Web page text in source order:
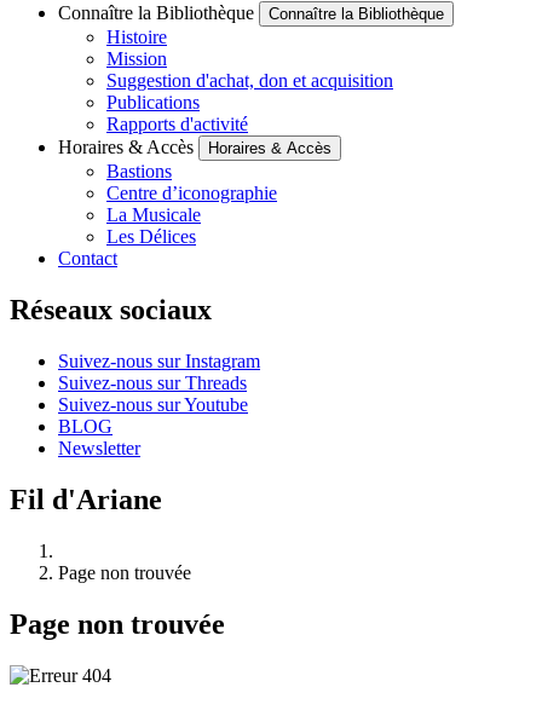
Connaître la Bibliothèque Connaître la Bibliothèque
Histoire
Mission
Suggestion d'achat, don et acquisition
Publications
Rapports d'activité
Horaires & Accès
Horaires & Accès
Bastions
Centre d’iconographie
La Musicale
Les Délices
Contact
Réseaux sociaux
Suivez-nous sur Instagram
Suivez-nous sur Threads
Suivez-nous sur Youtube
BLOG
Newsletter
Fil d'Ariane
Page non trouvée
Page non trouvée